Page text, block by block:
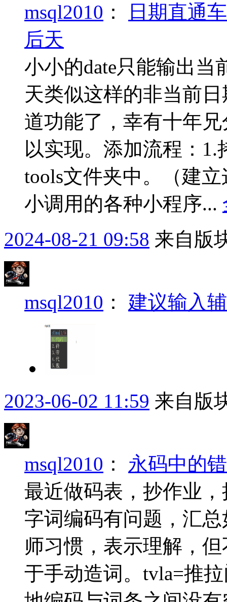
msql2010 ：
日期直通
后天
小小的date只能输出
天类似这样的非当前
道功能了，幸有十年
以实现。添加流程：1.
tools文件夹中。（建
小调用的各种小程序...
2024-08-21 09:58 来自版
msql2010 ： 建议输入
2023-06-02 11:59 来自版
msql2010 ： 永码中的
最近做码表，抄作业
字词编码有问题，汇
师习惯，表示理解，
于手动造词。tvla=推